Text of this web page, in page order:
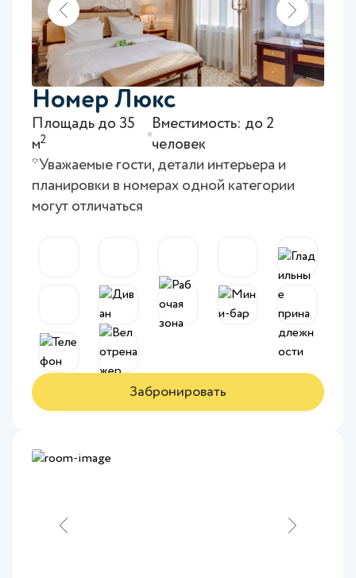
Номер Люкс
Площадь до 35
м2
Вместимость: до 2
человек
*Уважаемые гости, детали интерьера и
планировки в номерах одной категории
могут отличаться
Забронировать